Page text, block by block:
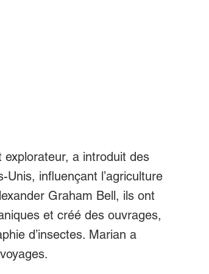
a introduit des
influençant l’agriculture
Graham Bell, ils ont
et créé des ouvrages,
d’insectes. Marian a